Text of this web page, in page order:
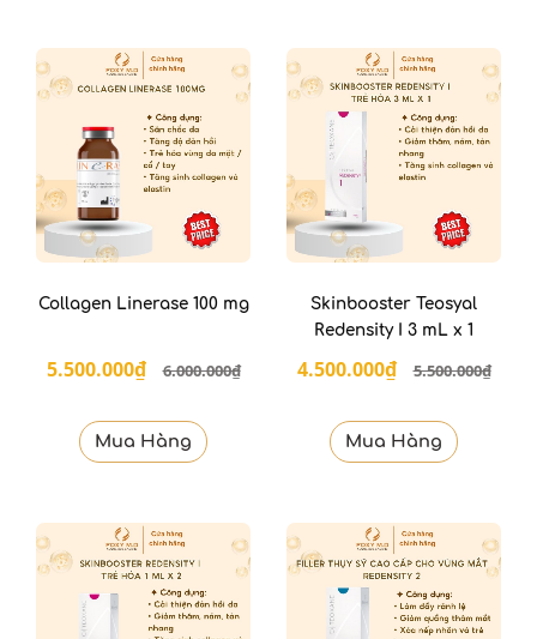
Collagen Linerase 100 mg
5.500.000₫ 6.000.000₫
Mua Hàng
Skinbooster Teosyal
Redensity I 3 mL x 1
4.500.000₫ 5.500.000₫
Mua Hàng